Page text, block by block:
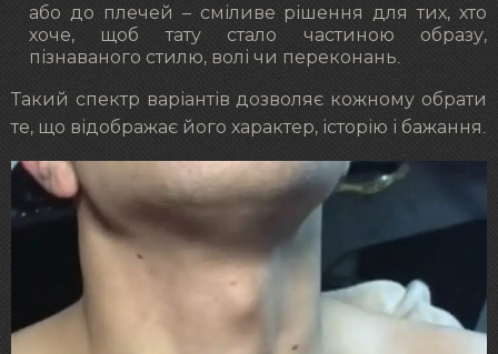
або до плечей – сміливе рішення для тих, хто
хоче, щоб тату стало частиною образу,
пізнаваного стилю, волі чи переконань.
Такий спектр варіантів дозволяє кожному обрати
те, що відображає його характер, історію і бажання.